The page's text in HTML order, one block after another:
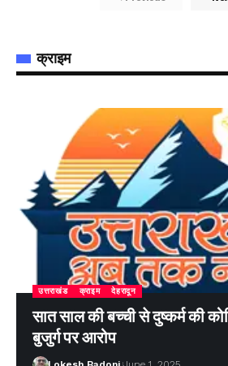
क्राइम
उत्तराखंड क्राइम देहरादून
सात साल की बच्ची से दुष्कर्म की
बुजुर्ग पर आरोप